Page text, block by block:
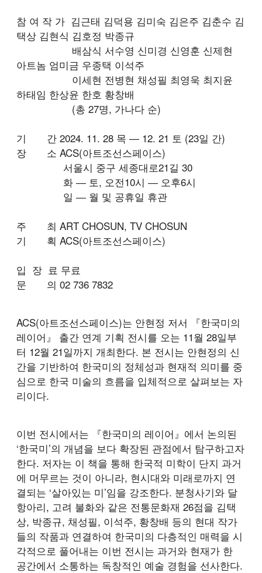
참 여 작 가 김근태 김덕용 김미숙 김은주 김춘수 김
택상 김현식 김호정 박종규
배삼식 서수영 신미경 신영훈 신제현
아트놈 엄미금 우종택 이석주
이세현 전병현 채성필 최영욱 최지윤
하태임 한상윤 한호 황창배
(총 27명, 가나다 순)
기 간 2024. 11. 28 목 — 12. 21 토 (23일 간)
장 소 ACS(아트조선스페이스)
서울시 중구 세종대로21길 30
화 ― 토, 오전10시 ― 오후6시
일 ― 월 및 공휴일 휴관
주 최 ART CHOSUN, TV CHOSUN
기 획 ACS(아트조선스페이스)
입 장 료 무료
문 의 02 736 7832
ACS(아트조선스페이스)는 안현정 저서 『한국미의
레이어』 출간 연계 기획 전시를 오는 11월 28일부
터 12월 21일까지 개최한다. 본 전시는 안현정의 신
간을 기반하여 한국미의 정체성과 현재적 의미를 중
심으로 한국 미술의 흐름을 입체적으로 살펴보는 자
리이다.
이번 전시에서는 『한국미의 레이어』에서 논의된
‘한국미’의 개념을 보다 확장된 관점에서 탐구하고자
한다. 저자는 이 책을 통해 한국적 미학이 단지 과거
에 머무르는 것이 아니라, 현시대와 미래로까지 연
결되는 ‘살아있는 미’임을 강조한다. 분청사기와 달
항아리, 고려 불화와 같은 전통문화재 26점을 김택
상, 박종규, 채성필, 이석주, 황창배 등의 현대 작가
들의 작품과 연결하여 한국미의 다층적인 매력을 시
각적으로 풀어내는 이번 전시는 과거와 현재가 한
공간에서 소통하는 독창적인 예술 경험을 선사한다.